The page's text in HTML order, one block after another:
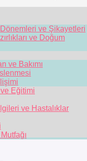
ve Şikayetleri
ve Doğum
ve Bakımı
Eğitimi
ve Hastalıklar